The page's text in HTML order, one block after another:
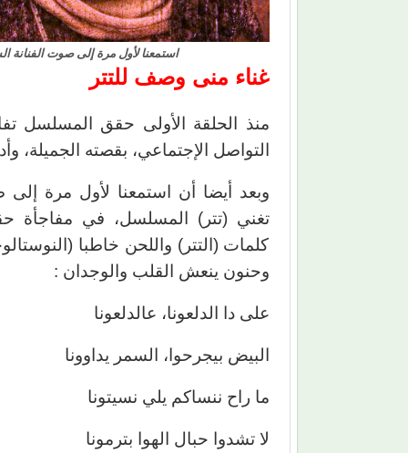
استمعنا لأول مرة إلى صوت الفنانة
غناء منى وصف للتتر
منذ الحلقة الأولى حقق المسلسل
التواصل الإجتماعي، بقصته الجميلة،
وبعد أيضا أن استمعنا لأول مرة
تغني (تتر) المسلسل، في مفاجأة
كلمات (التتر) واللحن خاطبا
وحنون ينعش القلب والوجدان :
على دا الدلعونا، عالدلعونا
البيض بيجرحوا، السمر يداوونا
ما راح ننساكم يلي نسيتونا
لا تشدوا حبال الهوا بترمونا